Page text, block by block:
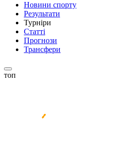
Новини спорту
Результати
Турніри
Статті
Прогнози
Трансфери
топ